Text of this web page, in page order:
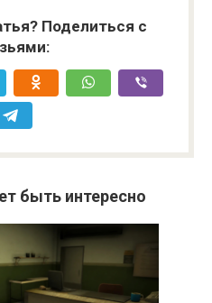
Поделиться с
быть интересно